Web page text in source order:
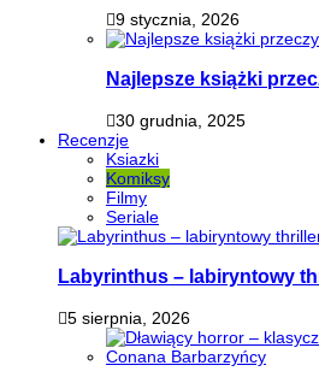
9 stycznia, 2026
Najlepsze książki
30 grudnia, 2025
Recenzje
Ksiazki
Komiksy
Filmy
Seriale
Labyrinthus – labiryntowy
5 sierpnia, 2026